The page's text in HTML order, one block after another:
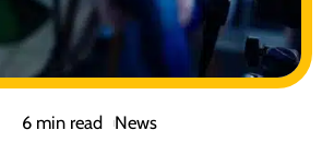
6 min read News